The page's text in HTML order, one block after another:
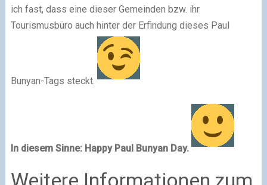
ich fast, dass eine dieser Gemeinden bzw. ihr
Tourismusbüro auch hinter der Erfindung dieses Paul
Bunyan-Tags steckt.
In diesem Sinne: Happy Paul Bunyan Day.
Weitere Informationen zum